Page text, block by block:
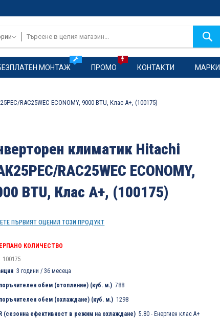
МОНТАЖ ПРОМО КОНТАКТИ МАРКИ
RAC25WEC ECONOMY, 9000 BTU, Клас A+, (100175)
климатик Hitachi
RAC25WEC ECONOMY,
BTU, Клас A+, (100175)
ПЪРВИЯТ ОЦЕНИЛ ТОЗИ ПРОДУКТ
КОЛИЧЕСТВО
100175
3 години / 36 месеца
обем (отопление) (куб. м.) 788
обем (охлаждане) (куб. м.) 1298
(сезонна ефективност в режим на охлаждане) 5.80 - Енергиен клас A+